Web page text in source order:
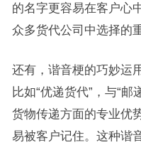
的名字更容易在客户心
众多货代公司中选择的
还有，谐音梗的巧妙运
比如“优递货代”，与“
货物传递方面的专业优
易被客户记住。这种谐